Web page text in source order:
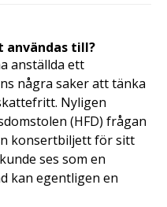
användas till?
anställda ett
några saker att tänka
Nyligen
(HFD) frågan
konsertbiljett för sitt
ses som en
kan egentligen en